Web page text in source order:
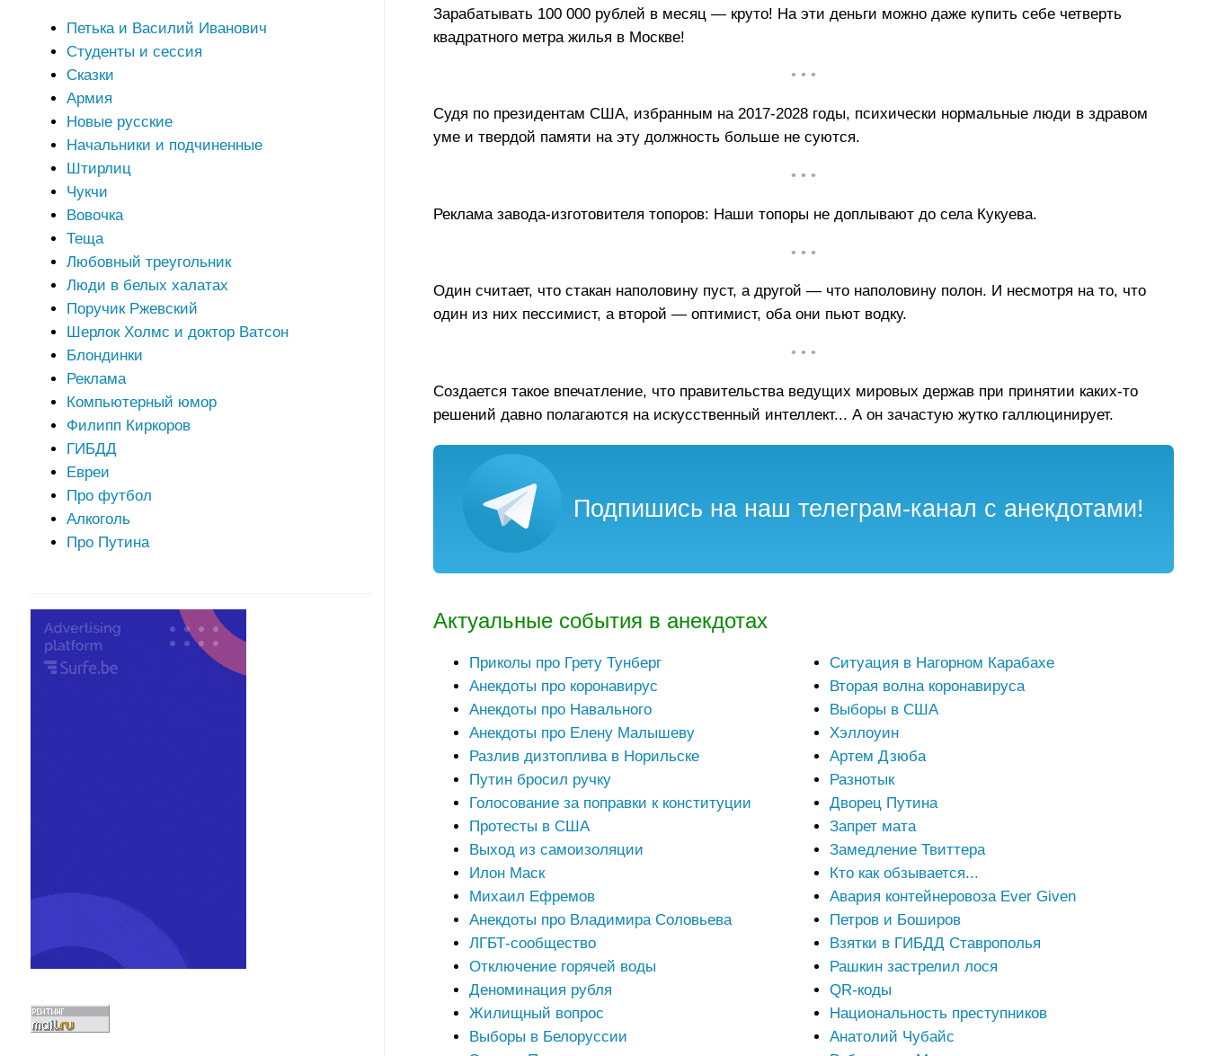
Петька и Василий Иванович
Студенты и сессия
Сказки
Армия
Новые русские
Начальники и подчиненные
Штирлиц
Чукчи
Вовочка
Теща
Любовный треугольник
Люди в белых халатах
Поручик Ржевский
Шерлок Холмс и доктор Ватсон
Блондинки
Реклама
Компьютерный юмор
Филипп Киркоров
ГИБДД
Евреи
Про футбол
Алкоголь
Про Путина
Зарабатывать 100 000 рублей в месяц — круто! На эти деньги можно даже купить себе четверть
квадратного метра жилья в Москве!
• • •
Судя по президентам США, избранным на 2017-2028 годы, психически нормальные люди в здравом
уме и твердой памяти на эту должность больше не суются.
• • •
Реклама завода-изготовителя топоров: Наши топоры не доплывают до села Кукуева.
• • •
Один считает, что стакан наполовину пуст, а другой — что наполовину полон. И несмотря на то, что
один из них пессимист, а второй — оптимист, оба они пьют водку.
• • •
Создается такое впечатление, что правительства ведущих мировых держав при принятии каких-то
решений давно полагаются на искусственный интеллект... А он зачастую жутко галлюцинирует.
Подпишись на наш телеграм-канал с анекдотами!
Актуальные события в анекдотах
Приколы про Грету Тунберг
Анекдоты про коронавирус
Анекдоты про Навального
Анекдоты про Елену Малышеву
Разлив дизтоплива в Норильске
Путин бросил ручку
Голосование за поправки к конституции
Протесты в США
Выход из самоизоляции
Илон Маск
Михаил Ефремов
Анекдоты про Владимира Соловьева
ЛГБТ-сообщество
Отключение горячей воды
Деноминация рубля
Жилищный вопрос
Выборы в Белоруссии
Ситуация в Нагорном Карабахе
Вторая волна коронавируса
Выборы в США
Хэллоуин
Артем Дзюба
Разнотык
Дворец Путина
Запрет мата
Замедление Твиттера
Кто как обзывается...
Авария контейнеровоза Ever Given
Петров и Боширов
Взятки в ГИБДД Ставрополья
Рашкин застрелил лося
QR-коды
Национальность преступников
Анатолий Чубайс